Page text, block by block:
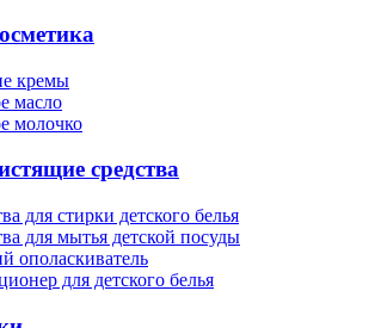
кремы
масло
молочко
средства
для стирки детского белья
для мытья детской посуды
ополаскиватель
для детского белья